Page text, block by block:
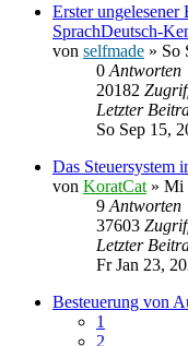
Erster ungelesener
SprachDeutsch-
von selfmade » So
0 Antworten
20182
Letzter
So Sep 15,
Das Steuersystem
von KoratCat » Mi
9 Antworten
37603
Letzter
Fr Jan 23,
Besteuerung von
1
2